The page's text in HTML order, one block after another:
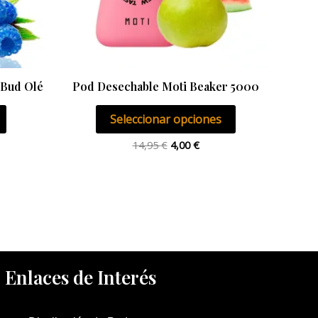
Olé Pod Desechable Moti Beaker 5000
Seleccionar opciones
se
la
página
14,95€ 4,00€
Enlaces de Interés